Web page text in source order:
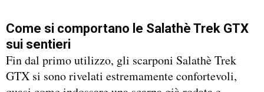
Come si comportano le Salathè Trek GTX
sui sentieri
Fin dal primo utilizzo, gli scarponi Salathè Trek
GTX si sono rivelati estremamente confortevoli,